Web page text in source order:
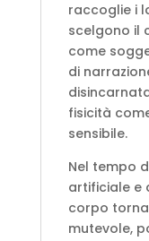
raccoglie i
scelgono il
come
di
fisicità
sensibile.
Nel tempo
artificiale e
corpo
mutevole,